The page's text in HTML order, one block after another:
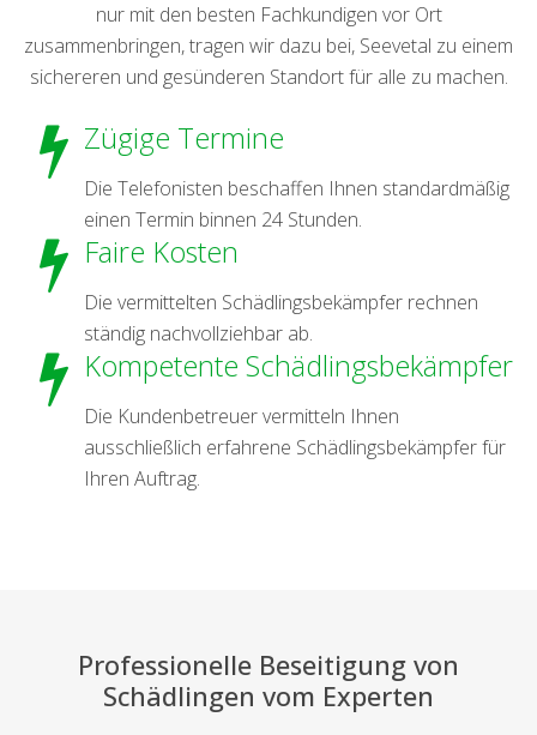
nur mit den besten Fachkundigen vor Ort
zusammenbringen, tragen wir dazu bei, Seevetal zu einem
sichereren und gesünderen Standort für alle zu machen.
Zügige Termine
Die Telefonisten beschaffen Ihnen standardmäßig
einen Termin binnen 24 Stunden.
Faire Kosten
Die vermittelten Schädlingsbekämpfer rechnen
ständig nachvollziehbar ab.
Kompetente Schädlingsbekämpfer
Die Kundenbetreuer vermitteln Ihnen
ausschließlich erfahrene Schädlingsbekämpfer für
Ihren Auftrag.
Professionelle Beseitigung von
Schädlingen vom Experten